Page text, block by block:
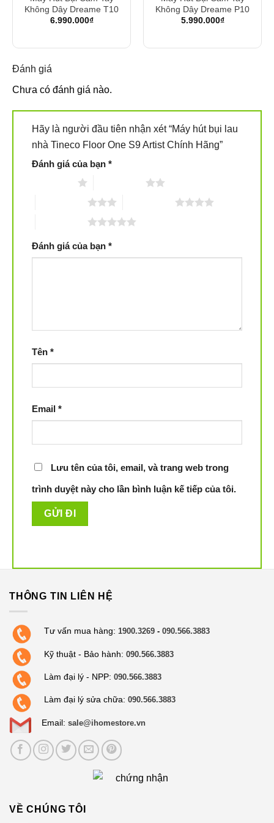
Thiết kế gập phẳng 180° giúp vệ sinh linh
Không Dây Dreame T10
6.990.000₫
Không Dây Dreame P10
5.990.000₫
Đánh giá
Chưa có đánh giá nào.
Hãy là người đầu tiên nhận xét “Máy hút bụi lau
nhà Tineco Floor One S9 Artist Chính Hãng”
Đánh giá của bạn *
Đánh giá của bạn *
Tên *
Email *
Lưu tên của tôi, email, và trang web trong
trình duyệt này cho lần bình luận kế tiếp của tôi.
THÔNG TIN LIÊN HỆ
Tư vấn mua hàng: 1900.3269 -090.566.3883
Kỹ thuật - Bảo hành: 090.566.3883
Làm đại lý - NPP: 090.566.3883
Làm đại lý sửa chữa: 090.566.3883
Email: sale@ihomestore.vn
VỀ CHÚNG TÔI